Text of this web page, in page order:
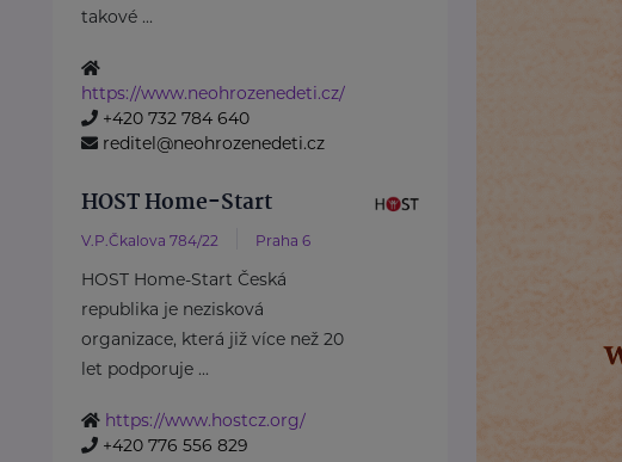
takové ...
https://www.neohrozenedeti.cz/
+420 732 784 640
reditel@neohrozenedeti.cz
HOST Home-Start
V.P.Čkalova 784/22 Praha 6
HOST Home-Start Česká
republika je nezisková
organizace, která již více než 20
let podporuje ...
https://www.hostcz.org/
+420 776 556 829